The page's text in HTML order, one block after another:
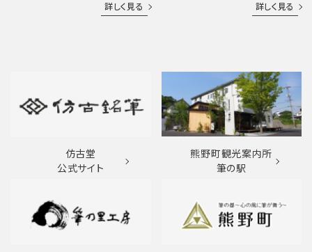
詳しく見る 詳しく見る
仿古堂
公式サイト
熊野町観光案内所
筆の駅